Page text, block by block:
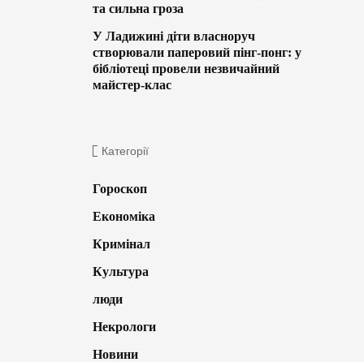
та сильна гроза
У Ладижині діти власноруч
створювали паперовий пінг-понг: у
бібліотеці провели незвичайний
майстер-клас
Категорії
Гороскоп
Економіка
Кримінал
Культура
люди
Некрологи
Новини